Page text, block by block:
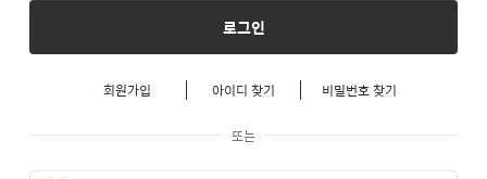
로그인
회원가입 아이디 찾기 비밀번호 찾기
또는